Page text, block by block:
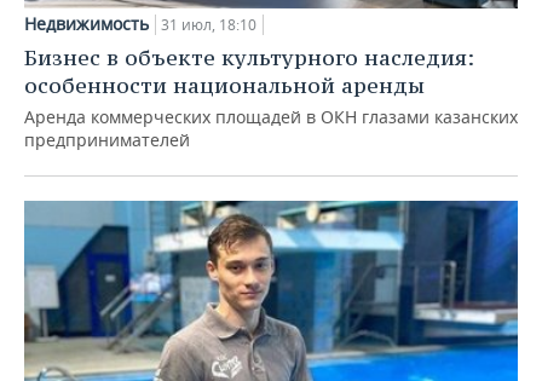
Недвижимость 31 июл, 18:10
Бизнес в объекте культурного наследия:
особенности национальной аренды
Аренда коммерческих площадей в ОКН глазами казанских
предпринимателей